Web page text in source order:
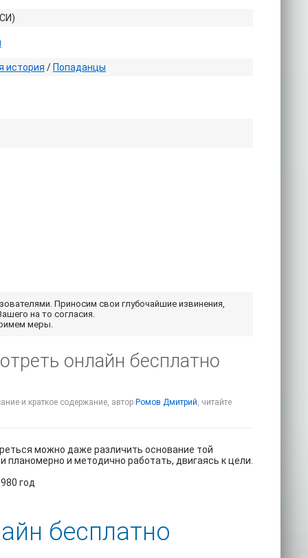
история / Попаданцы
Приносим свои глубочайшие извинения,
на то согласия.
меры.
онлайн бесплатно
и краткое содержание, автор Ромов Дмитрий, читайте
можно даже различить основание той
планомерно и методично работать, двигаясь к цели.
год
бесплатно